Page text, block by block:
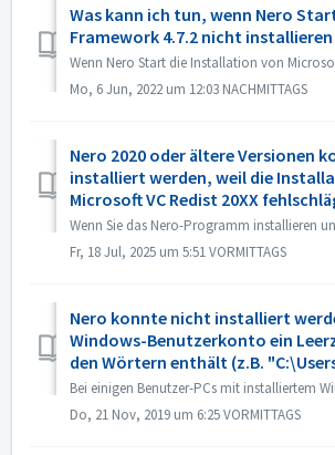
Was kann ich tun, wenn Nero
Framework 4.7.2 nicht installieren
Mo, 6 Jun, 2022 um 12:03 NACHMITTAGS
Nero 2020 oder ältere Versionen
installiert werden, weil die
Microsoft VC Redist 20XX
Fr, 18 Jul, 2025 um 5:51 VORMITTAGS
Nero konnte nicht installiert
Windows-Benutzerkonto ein
den Wörtern enthält (z.B.
Do, 21 Nov, 2019 um 6:25 VORMITTAGS